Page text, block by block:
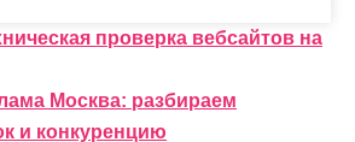
проверка вебсайтов на
Москва: разбираем
и конкуренцию